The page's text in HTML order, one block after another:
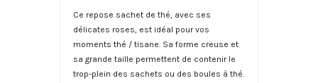
Ce repose sachet de thé, avec ses
délicates roses, est idéal pour vos
moments thé / tisane. Sa forme creuse et
sa grande taille permettent de contenir le
trop-plein des sachets ou des boules à thé.